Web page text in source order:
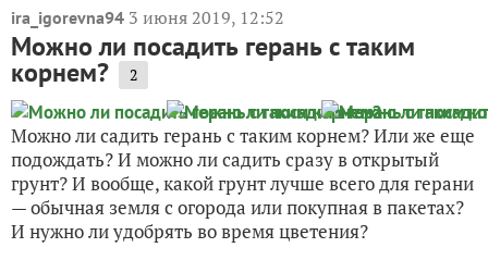
ira_igorevna94 3 июня 2019, 12:52
Можно ли посадить герань с таким
корнем? 2
Можно ли садить герань с таким корнем? Или же еще
подождать? И можно ли садить сразу в открытый
грунт? И вообще, какой грунт лучше всего для герани
— обычная земля с огорода или покупная в пакетах?
И нужно ли удобрять во время цветения?